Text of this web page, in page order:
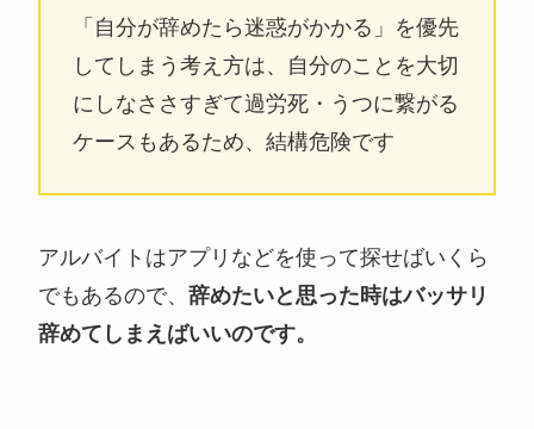
「自分が辞めたら迷惑がかかる」を優先
してしまう考え方は、自分のことを大切
にしなささすぎて過労死・うつに繋がる
ケースもあるため、結構危険です
アルバイトはアプリなどを使って探せばいくら
でもあるので、辞めたいと思った時はバッサリ
辞めてしまえばいいのです。